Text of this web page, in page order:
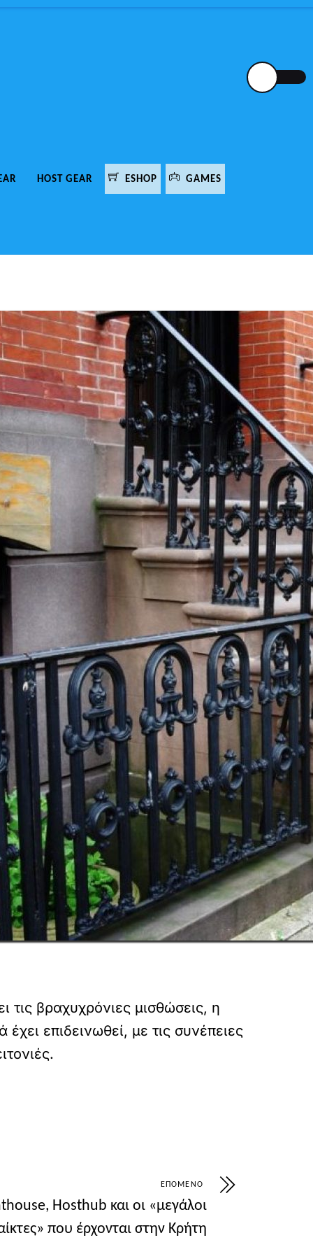
HOST GEAR ESHOP GAMES
βραχυχρόνιες μισθώσεις, η
επιδεινωθεί, με τις συνέπειες
ΕΠΌΜΕΝΟ
Hosthub και οι «μεγάλοι
που έρχονται στην Κρήτη